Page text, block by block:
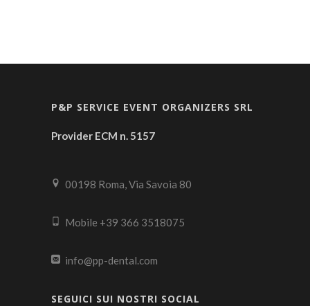
P&P SERVICE EVENT ORGANIZERS SRL
Provider ECM n. 5157
00198 Roma, Via Savoia 80
Mobile +39 366 3518075
info@pp-dental.com
SEGUICI SUI NOSTRI SOCIAL